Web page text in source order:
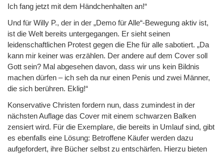
Ich fang jetzt mit dem Händchenhalten an!“
Und für Willy P., der in der „Demo für Alle“-Bewegung aktiv ist,
ist die Welt bereits untergegangen. Er sieht seinen
leidenschaftlichen Protest gegen die Ehe für alle sabotiert. „Da
kann mir keiner was erzählen. Der andere auf dem Cover soll
Gott sein? Mal abgesehen davon, dass wir uns kein Bildnis
machen dürfen – ich seh da nur einen Penis und zwei Männer,
die sich berühren. Eklig!“
Konservative Christen fordern nun, dass zumindest in der
nächsten Auflage das Cover mit einem schwarzen Balken
zensiert wird. Für die Exemplare, die bereits in Umlauf sind, gibt
es ebenfalls eine Lösung: Betroffene Käufer werden dazu
aufgefordert, ihre Bücher selbst zu entschärfen. Hierzu bieten